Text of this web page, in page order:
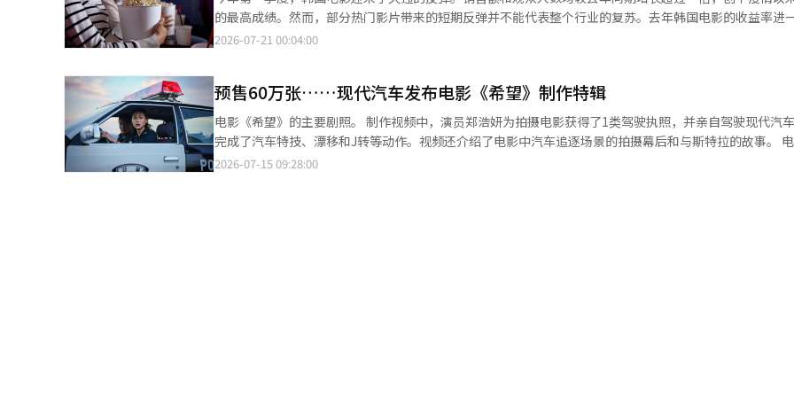
罗导演笑着回忆起编辑那场景时的艰辛。“海秀的叔叔由林贤植老师演出，非常有趣。但我没想到他会记
的台词。虽然台词很长，但老师真的很努力地完成了，我在编辑时差点累死。需要在后面放置提词器，但如
离，就会导致视线转移，无法使用。不过他表现得很好，付出了很多努力。”（罗洪镇导演）对郑浩妍来说
演出时，就像在看电视一样搞笑。他的投入感非常强，老师本身就非常有魅力。对我来说，他是传奇般的老
与他搭档是非常荣幸的经历。”（郑浩妍）※ 本报道经人工智能（AI）系统翻译与编辑。
的最高成绩。然而，部分热门影片带来的短期反弹并不能代表整个行业的复苏。去年韩国电影的收益率进
影院运营基础也在减少。根据电影振兴委员会发布的《2026年第一季度韩国电影产业结算》报告，今年第
观众人数均为自2020年疫情扩散以来的第一季度最高值。韩国电影的市场份额也有所上升，销售额占
数占75.3%。销售额市场份额为2007年以来的最高水平，观众人数市场份额则为2005年以来的最高水平。
影片对反弹的影响显著。1月份，中预算电影《万一我们》取得了成功，2月份上映的《与君相伴的男人》
的销售额达1518亿韩元，观众人数为1573万人。《与君相伴的男人》一部影片几乎占据了第一季度整体影
和观众人数的一半。与今年第一季度的成绩相比，去年的表现则截然不同。《2025年韩国电影产业结算》
2026-07-21 00:04:00
预售60万张……现代汽车发布电影《希望》制作特辑
电影《希望》的主要剧照。 制作视频中，演员郑浩妍为拍摄电影获得了1类驾驶执照，并亲自驾驶现代汽车斯特拉，
完成了汽车特技、漂移和J转等动作。视频还介绍了电影中汽车追逐场景的拍摄幕后和与斯特拉的故事。 电影中出现
的现代汽车经典车型斯特拉，作为主角范石（黄正民）和圣爱（郑浩妍）乘坐的警车，成为汽车追逐场景的
2026-07-15 09:28:00